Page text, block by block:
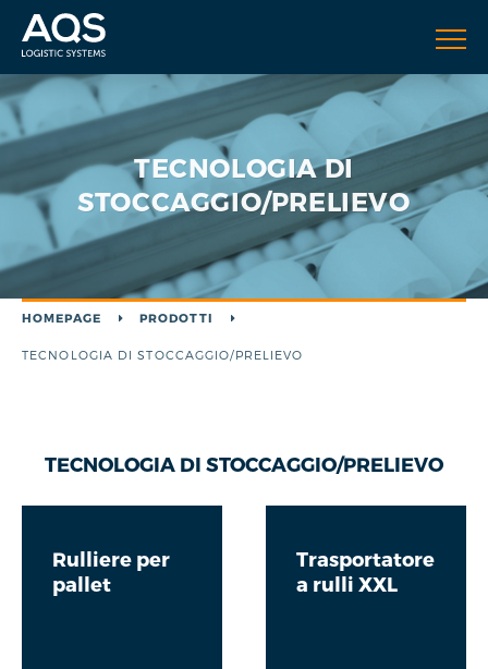
TECNOLOGIA DI
STOCCAGGIO/PRELIEVO
HOMEPAGE PRODOTTI
TECNOLOGIA DI STOCCAGGIO/PRELIEVO
TECNOLOGIA DI STOCCAGGIO/PRELIEVO
Rulliere per
pallet
Trasportatore
a rulli XXL